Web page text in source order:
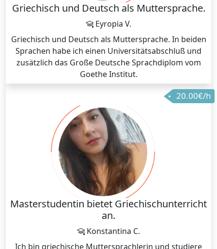
Griechisch und Deutsch als Muttersprache.
Eyropia V.
Griechisch und Deutsch als Muttersprache. In beiden
Sprachen habe ich einen Universitätsabschluß und
zusätzlich das Große Deutsche Sprachdiplom vom
Goethe Institut.
20.00€/h
Masterstudentin bietet Griechischunterricht
an.
Konstantina C.
Ich bin griechische Muttersprachlerin und studiere